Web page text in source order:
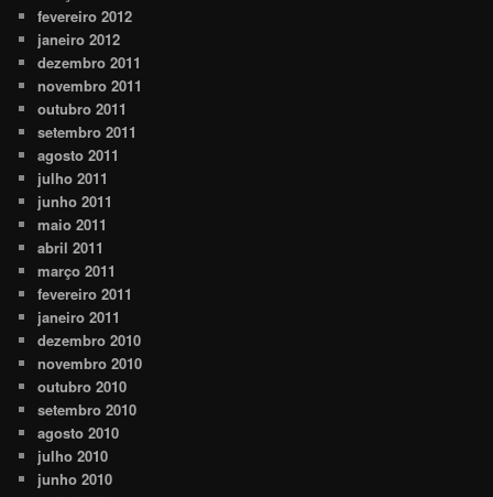
fevereiro 2012
janeiro 2012
dezembro 2011
novembro 2011
outubro 2011
setembro 2011
agosto 2011
julho 2011
junho 2011
maio 2011
abril 2011
março 2011
fevereiro 2011
janeiro 2011
dezembro 2010
novembro 2010
outubro 2010
setembro 2010
agosto 2010
julho 2010
junho 2010